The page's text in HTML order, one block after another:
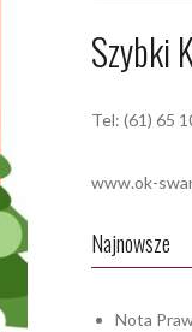
Szybki
Tel: (61) 65
www.ok-
Najnowsze
Nota